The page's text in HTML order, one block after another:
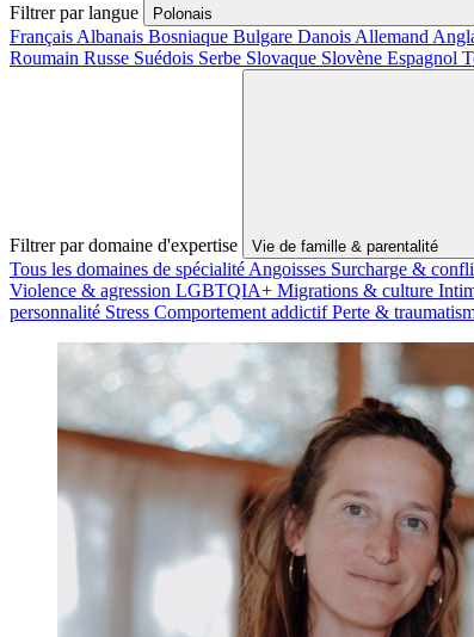
Filtrer par langue Polonais
Français Albanais Bosniaque Bulgare Danois Allemand
Roumain Russe Suédois Serbe Slovaque Slovène Espagnol
Filtrer par domaine d'expertise Vie de famille & parentalité
Tous les domaines de spécialité Angoisses Surcharge &
Violence & agression LGBTQIA+ Migrations & culture
personnalité Stress Comportement addictifPerte &